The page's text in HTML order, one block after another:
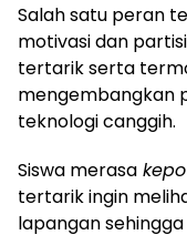
Salah satu peran
motivasi dan
tertarik serta
mengembangkan
teknologi canggih.
Siswa merasa kepo
tertarik ingin
lapangan